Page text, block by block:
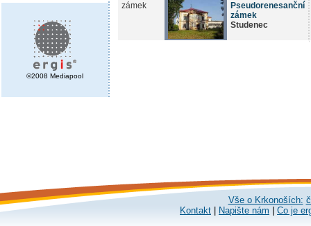
©2008 Mediapool
zámek
Pseudorenesanční
zámek
Studenec
Vše o Krkonoších:
Kontakt
Napište nám Co je